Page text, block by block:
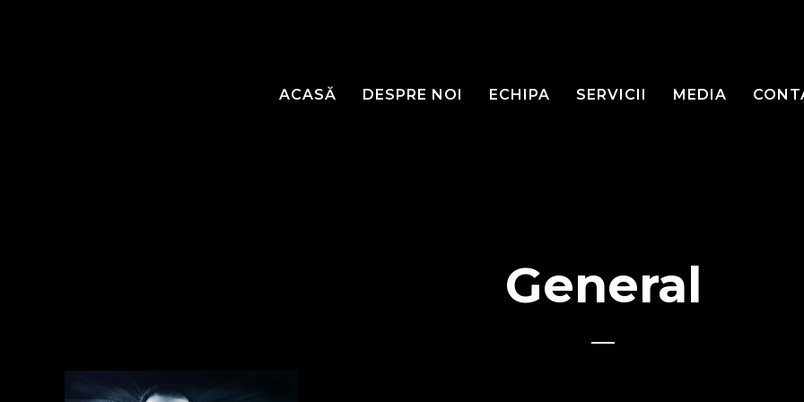
ACASĂ DESPRE NOI ECHIPA SERVICII MEDIA
General